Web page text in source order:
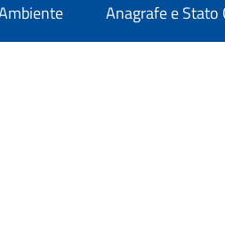
Anagrafe e Stato